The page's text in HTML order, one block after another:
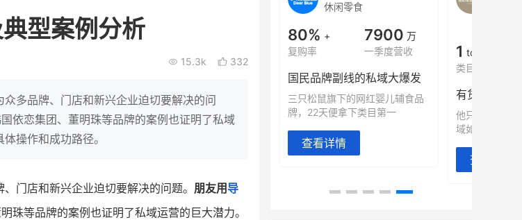
型案例分析
15.3k 332
多品牌、门店和新兴企业迫切要解决的问
依恋集团、董明珠等品牌的案例也证明了私域
操作和成功路径。
门店和新兴企业迫切要解决的问题。 朋友用 导
珠等品牌的案例也证明了私域运营的巨大潜力。
2000 万
种地，撬动2000万生
2 万人
私域样本打法！新希望白帝乳业
靠企业微信实现销售额翻 8 倍！
休闲零食
80% +
复购率
7900 万
一季度营收
国民品牌副线的私域大爆发
三只松鼠旗下的网红婴儿辅食品
牌，22天便拿下类目第一
查看详情
1 top
类目销售额
他只用7年做
域如何破局？
查看详情